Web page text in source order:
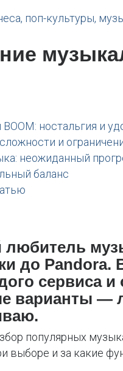
ностальгия и
и
неожиданный
баланс
любитель
до Pandora.
сервиса
варианты —
популярных
выборе и за какие